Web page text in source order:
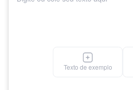
Texto de exemplo